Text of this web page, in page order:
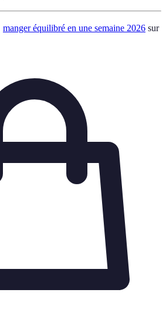
manger équilibré en une semaine 2026 sur